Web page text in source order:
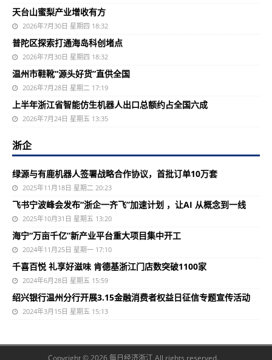
天台山蜜梨产业增收有方
2026年7月30日 星期四 18:32
普陀区探索打通海岛科创堵点
2026年7月30日 星期四 18:32
温州市鞋靴“源头好货”直供全国
2026年7月28日 星期二 17:19
上半年浙江省智能仿生机器人出口总额约占全国六成
2026年7月24日 星期五 13:35
浙企
绿源与有鹿机器人签署战略合作协议，首批订单10万套
2025年11月18日 星期二 20:23
飞书宁波峰会发布“浙企一齐飞”加速计划 ，让AI 从概念到一线
2025年10月31日 星期五 13:20
海宁“万亩千亿”新产业平台重大项目集中开工
2024年11月25日 星期一 17:10
千喜百悦 礼享好滋味 肯德基浙江门店数突破1100家
2024年6月28日 星期五 15:59
绍兴银行温州分行开展3.15金融消费者权益日征信专题宣传活动
2024年3月15日 星期五 15:13
Copyright © 2026 每日经济浙江 All rights reserved.